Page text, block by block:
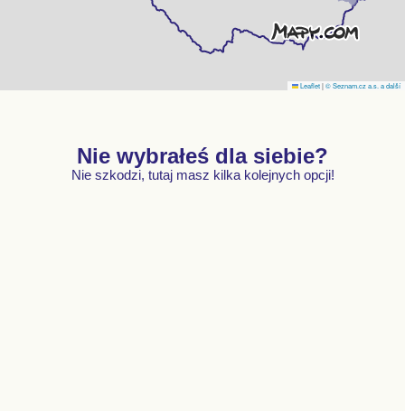
Leaflet|© Seznam.cz a.s. a další
Nie wybrałeś dla siebie?
Nie szkodzi, tutaj masz kilka kolejnych opcji!